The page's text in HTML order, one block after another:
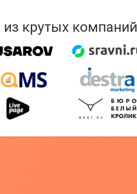
крутых компаний